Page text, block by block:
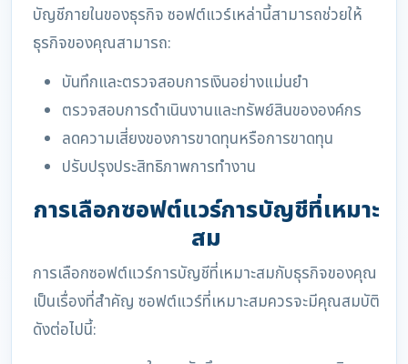
บัญชีภายในของธุรกิจ ซอฟต์แวร์เหล่านี้สามารถช่วยให้
ธุรกิจของคุณสามารถ:
บันทึกและตรวจสอบการเงินอย่างแม่นยำ
ตรวจสอบการดำเนินงานและทรัพย์สินขององค์กร
ลดความเสี่ยงของการขาดทุนหรือการขาดทุน
ปรับปรุงประสิทธิภาพการทำงาน
การเลือกซอฟต์แวร์การบัญชีที่เหมาะ
สม
การเลือกซอฟต์แวร์การบัญชีที่เหมาะสมกับธุรกิจของคุณ
เป็นเรื่องที่สำคัญ ซอฟต์แวร์ที่เหมาะสมควรจะมีคุณสมบัติ
ดังต่อไปนี้: